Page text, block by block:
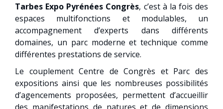
Tarbes Expo Pyrénées Congrès, c’est à la fois des
espaces multifonctions et modulables, un
accompagnement d’experts dans différents
domaines, un parc moderne et technique comme
différentes prestations de service.
Le couplement Centre de Congrès et Parc des
expositions ainsi que les nombreuses possibilités
d’agencements proposées, permettent d’accueillir